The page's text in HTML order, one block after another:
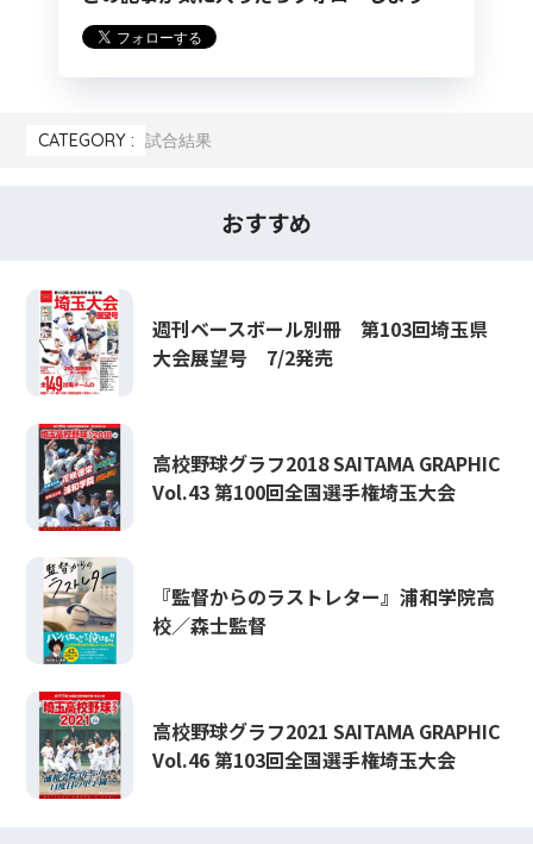
CATEGORY : 試合結果
おすすめ
週刊ベースボール別冊 第103回埼玉県
大会展望号 7/2発売
高校野球グラフ2018 SAITAMA GRAPHIC
Vol.43 第100回全国選手権埼玉大会
『監督からのラストレター』浦和学院高
校／森士監督
高校野球グラフ2021 SAITAMA GRAPHIC
Vol.46 第103回全国選手権埼玉大会